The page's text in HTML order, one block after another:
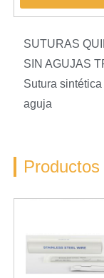
SUTURAS
SIN AGUJAS
Sutura
aguja